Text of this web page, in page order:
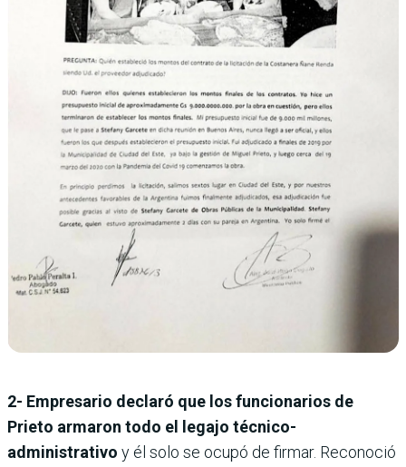
2- Empresario declaró que los funcionarios de
Prieto armaron todo el legajo técnico-
administrativo y él solo se ocupó de firmar. Reconoció